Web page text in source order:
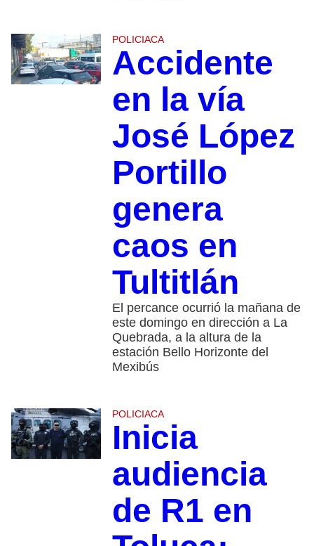
POLICIACA
Accidente
en la vía
José López
Portillo
genera
caos en
Tultitlán
El percance ocurrió la mañana de
este domingo en dirección a La
Quebrada, a la altura de la
estación Bello Horizonte del
Mexibús
POLICIACA
Inicia
audiencia
de R1 en